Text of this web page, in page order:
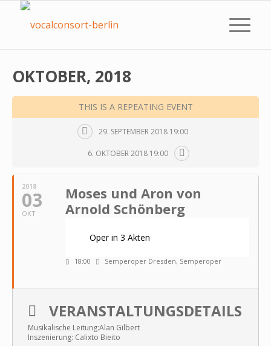
OKTOBER, 2018
THIS IS A REPEATING EVENT
29. SEPTEMBER 2018 19:00
6. OKTOBER 2018 19:00
2018
03
OKT
Moses und Aron von
Arnold Schönberg
Oper in 3 Akten
18:00 Semperoper Dresden, Semperoper
VERANSTALTUNGSDETAILS
Musikalische Leitung:Alan Gilbert
Inszenierung: Calixto Bieito